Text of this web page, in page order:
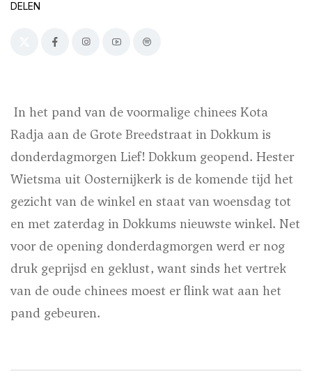
DELEN
In het pand van de voormalige chinees Kota
Radja aan de Grote Breedstraat in Dokkum is
donderdagmorgen Lief! Dokkum geopend. Hester
Wietsma uit Oosternijkerk is de komende tijd het
gezicht van de winkel en staat van woensdag tot
en met zaterdag in Dokkums nieuwste winkel. Net
voor de opening donderdagmorgen werd er nog
druk geprijsd en geklust, want sinds het vertrek
van de oude chinees moest er flink wat aan het
pand gebeuren.